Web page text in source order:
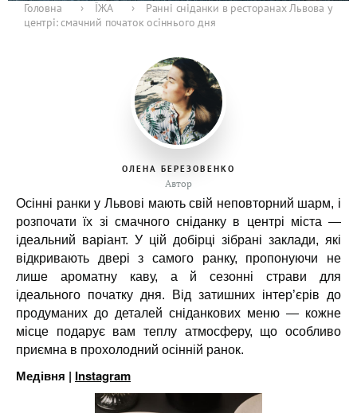
Головна › ЇЖА ›
Ранні сніданки в ресторанах Львова у
центрі: смачний початок осіннього дня
ОЛЕНА БЕРЕЗОВЕНКО
Автор
Осінні ранки у Львові мають свій неповторний шарм, і
розпочати їх зі смачного сніданку в центрі міста —
ідеальний варіант. У цій добірці зібрані заклади, які
відкривають двері з самого ранку, пропонуючи не
лише ароматну каву, а й сезонні страви для
ідеального початку дня. Від затишних інтер’єрів до
продуманих до деталей сніданкових меню — кожне
місце подарує вам теплу атмосферу, що особливо
приємна в прохолодний осінній ранок.
Медівня | Instagram